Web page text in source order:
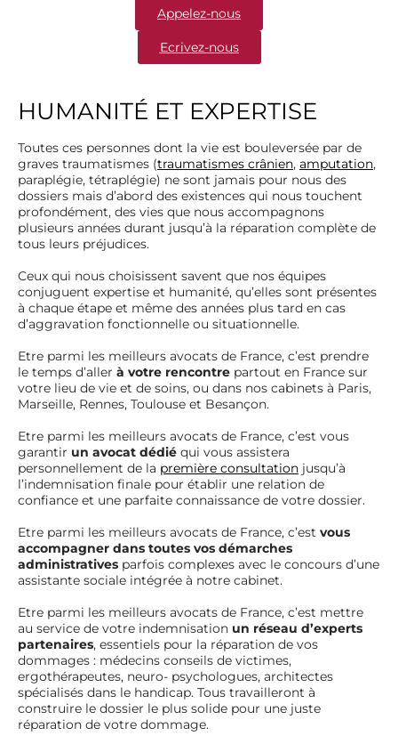
Appelez-nous
Ecrivez-nous
HUMANITÉ ET EXPERTISE
Toutes ces personnes dont la vie est bouleversée par de
graves traumatismes (traumatismes crânien, amputation,
paraplégie, tétraplégie) ne sont jamais pour nous des
dossiers mais d’abord des existences qui nous touchent
profondément, des vies que nous accompagnons
plusieurs années durant jusqu’à la réparation complète de
tous leurs préjudices.
Ceux qui nous choisissent savent que nos équipes
conjuguent expertise et humanité, qu’elles sont présentes
à chaque étape et même des années plus tard en cas
d’aggravation fonctionnelle ou situationnelle.
Etre parmi les meilleurs avocats de France, c’est prendre
le temps d’aller à votre rencontre partout en France sur
votre lieu de vie et de soins, ou dans nos cabinets à Paris,
Marseille, Rennes, Toulouse et Besançon.
Etre parmi les meilleurs avocats de France, c’est vous
garantir un avocat dédié qui vous assistera
personnellement de la première consultation jusqu’à
l’indemnisation finale pour établir une relation de
confiance et une parfaite connaissance de votre dossier.
Etre parmi les meilleurs avocats de France, c’est vous
accompagner dans toutes vos démarches
administratives parfois complexes avec le concours d’une
assistante sociale intégrée à notre cabinet.
Etre parmi les meilleurs avocats de France, c’est mettre
au service de votre indemnisation un réseau d’experts
partenaires, essentiels pour la réparation de vos
dommages : médecins conseils de victimes,
ergothérapeutes, neuro- psychologues, architectes
spécialisés dans le handicap. Tous travailleront à
construire le dossier le plus solide pour une juste
réparation de votre dommage.